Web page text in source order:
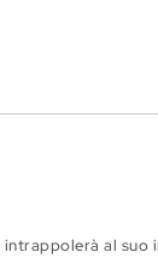
intrappolerà al suo